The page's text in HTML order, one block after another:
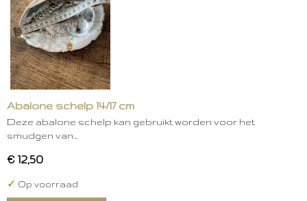
Abalone schelp 14/17 cm
Deze abalone schelp kan gebruikt worden voor het
smudgen van…
€ 12,50
✓ Op voorraad